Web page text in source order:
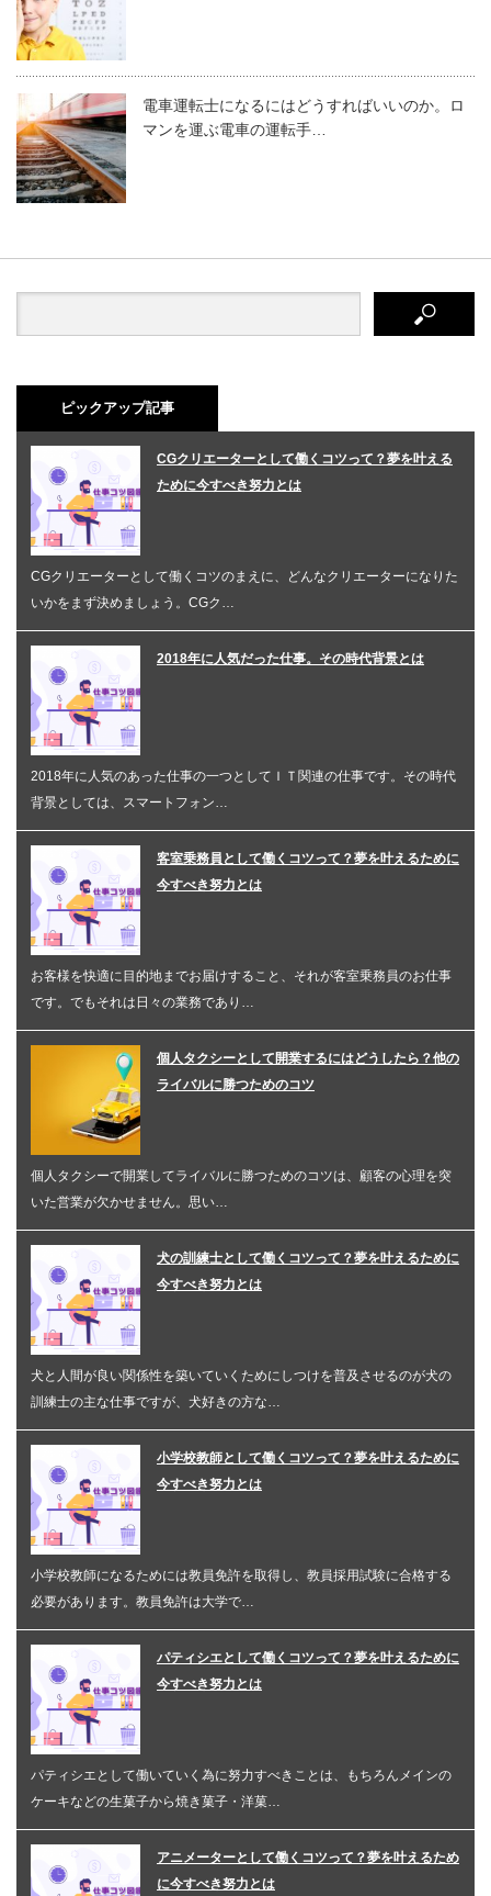
電車運転士になるにはどうすればいいのか。ロ
マンを運ぶ電車の運転手…
ピックアップ記事
CGクリエーターとして働くコツって？夢を叶える
ために今すべき努力とは
CGクリエーターとして働くコツのまえに、どんなクリエーターになりた
いかをまず決めましょう。CGク…
2018年に人気だった仕事。その時代背景とは
2018年に人気のあった仕事の一つとしてＩＴ関連の仕事です。その時代
背景としては、スマートフォン…
客室乗務員として働くコツって？夢を叶えるために
今すべき努力とは
お客様を快適に目的地までお届けすること、それが客室乗務員のお仕事
です。でもそれは日々の業務であり…
個人タクシーとして開業するにはどうしたら？他の
ライバルに勝つためのコツ
個人タクシーで開業してライバルに勝つためのコツは、顧客の心理を突
いた営業が欠かせません。思い…
犬の訓練士として働くコツって？夢を叶えるために
今すべき努力とは
犬と人間が良い関係性を築いていくためにしつけを普及させるのが犬の
訓練士の主な仕事ですが、犬好きの方な…
小学校教師として働くコツって？夢を叶えるために
今すべき努力とは
小学校教師になるためには教員免許を取得し、教員採用試験に合格する
必要があります。教員免許は大学で…
パティシエとして働くコツって？夢を叶えるために
今すべき努力とは
パティシエとして働いていく為に努力すべきことは、もちろんメインの
ケーキなどの生菓子から焼き菓子・洋菓…
アニメーターとして働くコツって？夢を叶えるため
に今すべき努力とは